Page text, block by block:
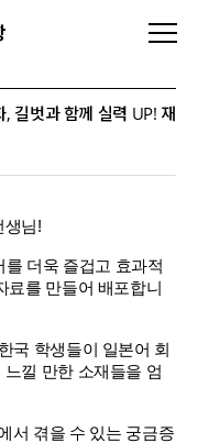
길벗과 함께 실력 UP! 재
생님!
를 더욱 즐겁고 효과적
료를 만들어 배포합니
국 학생들이 일본어 회
낄 만한 소재들을 엄
서 겪을 수 있는 궁금증